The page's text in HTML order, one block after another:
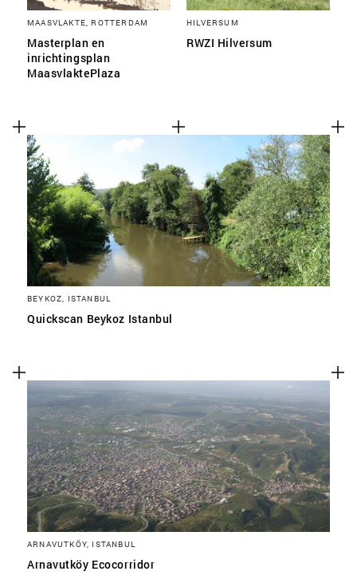
MAASVLAKTE, ROTTERDAM
Masterplan en
inrichtingsplan
MaasvlaktePlaza
HILVERSUM
RWZI Hilversum
BEYKOZ, ISTANBUL
Quickscan Beykoz Istanbul
ARNAVUTKÖY, ISTANBUL
Arnavutköy Ecocorridor